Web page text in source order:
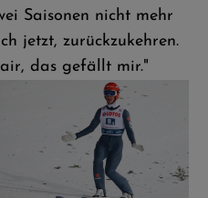
Saisonen nicht mehr
jetzt, zurückzukehren.
das gefällt mir."